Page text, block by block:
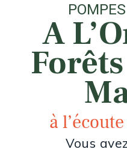
A
à
Vous